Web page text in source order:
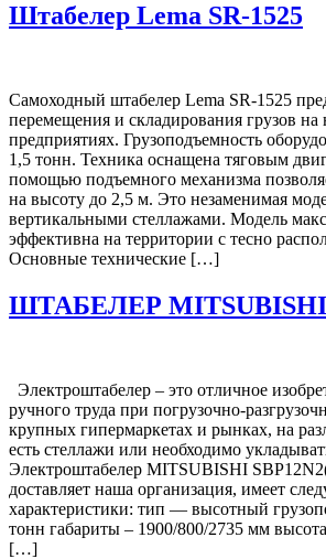
Штабелер Lema SR-1525
Самоходный штабелер Lema SR-1525
перемещения и складирования грузов на
предприятиях. Грузоподъемность
1,5 тонн. Техника оснащена тяговым
помощью подъемного механизма
на высоту до 2,5 м. Это незаменимая
вертикальными стеллажами. Модель
эффективна на территории с тесно
Основные технические […]
ШТАБЕЛЕР MITSUBISHI
Электроштабелер – это отличное
ручного труда при погрузочно-
крупных гипермаркетах и рынках, на
есть стеллажи или необходимо
Электроштабелер MITSUBISHI
доставляет наша организация, имеет
характеристики: тип — высотный
тонн габариты – 1900/800/2735 мм
[…]